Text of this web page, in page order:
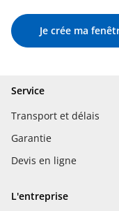
Je crée ma
Service
Transport et délais
Garantie
Devis en ligne
L'entreprise